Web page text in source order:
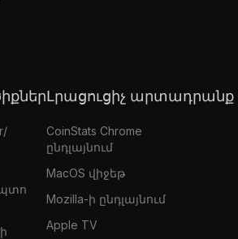
Լրացուցիչ արտադրանք
CoinStats Chrome
ընդլայնում
MacOS վիջեթ
Mozilla-ի ընդլայնում
Apple TV